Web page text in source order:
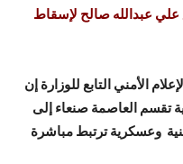
عبدالله صالح لإسقاط
الأمني التابع للوزارة إن
تقسم العاصمة صنعاء إلى
وعسكرية ترتبط مباشرة